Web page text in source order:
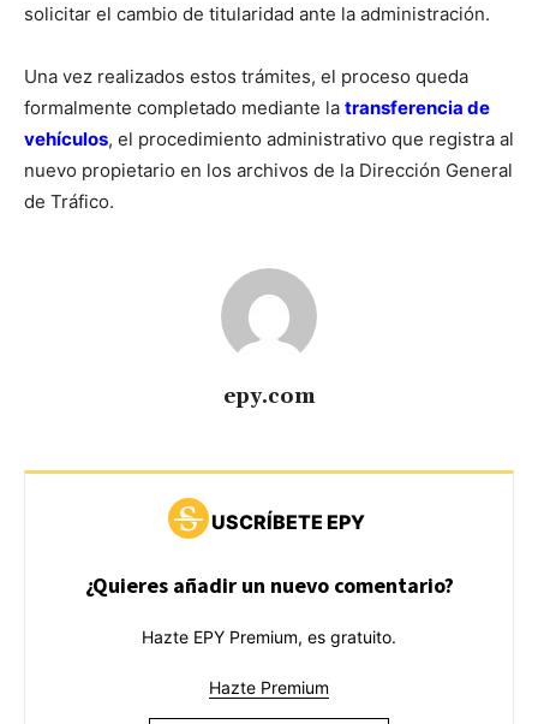
solicitar el cambio de titularidad ante la administración.
Una vez realizados estos trámites, el proceso queda
formalmente completado mediante la transferencia de
vehículos, el procedimiento administrativo que registra al
nuevo propietario en los archivos de la Dirección General
de Tráfico.
epy.com
USCRÍBETE EPY
¿Quieres añadir un nuevo comentario?
Hazte EPY Premium, es gratuito.
Hazte Premium